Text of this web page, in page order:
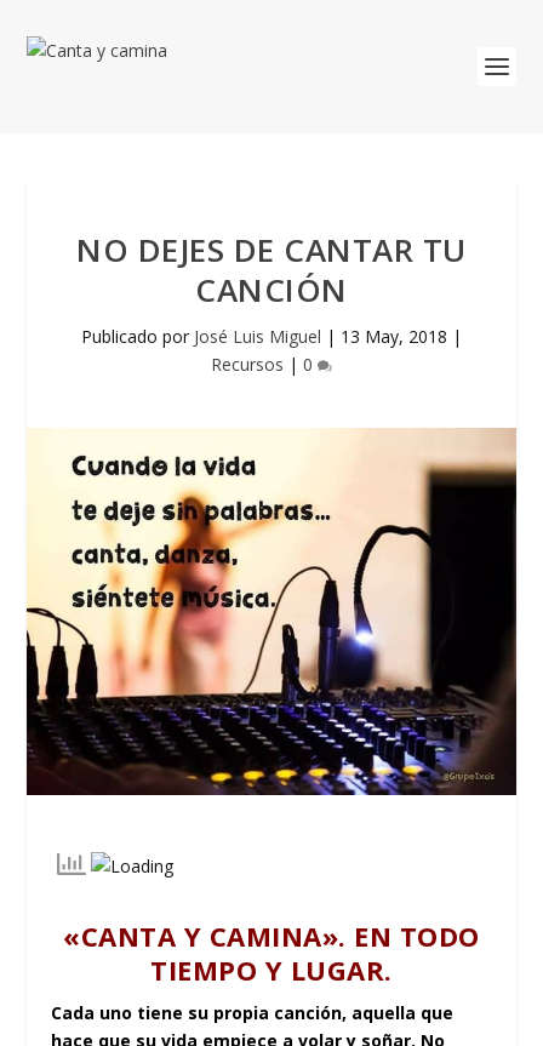
NO DEJES DE CANTAR TU
CANCIÓN
Publicado por José Luis Miguel | 13 May, 2018 |
Recursos | 0
«CANTA Y CAMINA». EN TODO
TIEMPO Y LUGAR.
Cada uno tiene su propia canción, aquella que
hace que su vida empiece a volar y soñar. No